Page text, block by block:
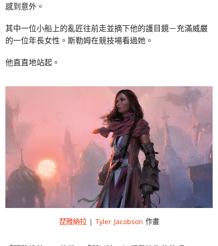
感到意外。
其中一位小船上的亂匠往前走並摘下他的護目鏡－充滿威嚴
的一位年長女性。斯勒姆在競技場看過她。
他直直地站起。
琵雅納拉| Tyler Jacobson 作畫